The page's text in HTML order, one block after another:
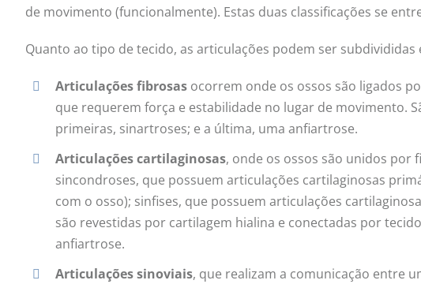
de movimento (funcionalmente). Estas duas classificações se
Quanto ao tipo de tecido, as articulações podem ser subdivididas
Articulações fibrosas ocorrem onde os ossos são ligados
que requerem força e estabilidade no lugar de movimento.
primeiras, sinartroses; e a última, uma anfiartrose.
Articulações cartilaginosas, onde os ossos são unidos por
sincondroses, que possuem articulações cartilaginosas
com o osso); sinfises, que possuem articulações
são revestidas por cartilagem hialina e conectadas por
anfiartrose.
Articulações sinoviais, que realizam a comunicação entre